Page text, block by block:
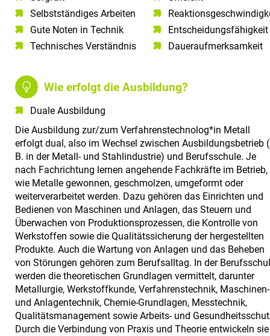
Selbstständiges Arbeiten​
Gute Noten in Technik​
Technisches Verständnis​
Entscheidungsfähigkeit
Daueraufmerksamkeit
Wie erfolgt die Ausbildung?
Duale Ausbildung
Die Ausbildung zur/zum Verfahrenstechnolog*in Metall
erfolgt dual, also im Wechsel zwischen Ausbildungsbetrieb
B. in der Metall- und Stahlindustrie) und Berufsschule. Je
nach Fachrichtung lernen angehende Fachkräfte im Betrieb,
wie Metalle gewonnen, geschmolzen, umgeformt oder
weiterverarbeitet werden. Dazu gehören das Einrichten und
Bedienen von Maschinen und Anlagen, das Steuern und
Überwachen von Produktionsprozessen, die Kontrolle von
Werkstoffen sowie die Qualitätssicherung der hergestellten
Produkte. Auch die Wartung von Anlagen und das Beheben
von Störungen gehören zum Berufsalltag. In der
werden die theoretischen Grundlagen vermittelt, darunter
Metallurgie, Werkstoffkunde, Verfahrenstechnik, Maschinen-
und Anlagentechnik, Chemie-Grundlagen, Messtechnik,
Qualitätsmanagement sowie Arbeits- und
Durch die Verbindung von Praxis und Theorie entwickeln sie